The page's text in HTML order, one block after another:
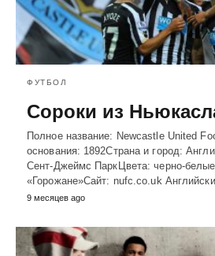
ФУТБОЛ
Сороки из
Полное название: Newcastle United
основания: 1892Страна и город:
Сент-Джеймс ПаркЦвета: черно-
«Горожане»Сайт: nufc.co.uk
9 месяцев ago